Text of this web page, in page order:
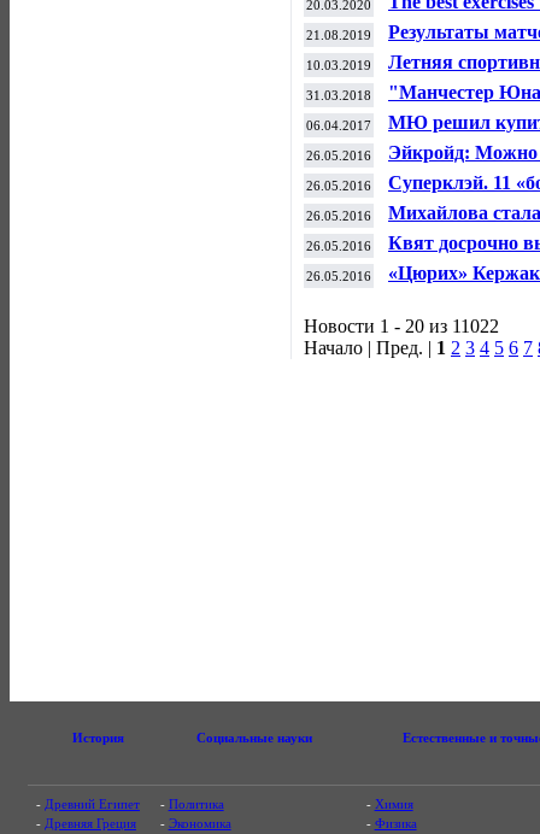
20.03.2020
21.08.2019
Результаты
футболу (16-17
10.03.2019 Летняя
31.03.2018
"Манчестер
вышли в плей-
06.04.2017
МЮ решил
миллионов евро
26.05.2016
Эйкройд: Можно
Билялетдинове?
26.05.2016
Суперклэй. 11
вылета
26.05.2016
Михайлова
настольному
26.05.2016 Квят досрочно
26.05.2016 «Цюрих»
Новости 1 - 20 из 11022
Начало | Пред. | 1 2 3 4 5 6 7
История Социальные науки Естественные и
- Древний Египет
- Древняя Греция
- Политика
- Экономика
- Химия
- Физика